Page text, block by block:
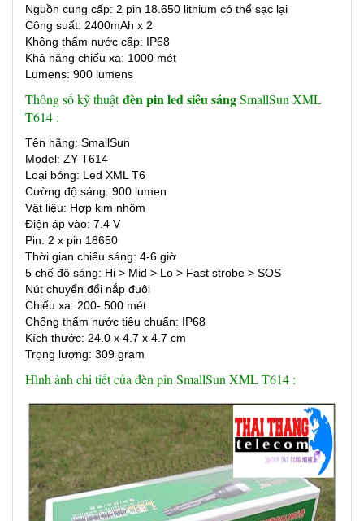
Nguồn cung cấp: 2 pin 18.650 lithium có thể sạc lại
Công suất: 2400mAh x 2
Không thấm nước cấp: IP68
Khả năng chiếu xa: 1000 mét
Lumens: 900 lumens
Thông số kỹ thuậtđèn pin led siêu sángSmallSun XML
T614 :
Tên hãng: SmallSun
Model: ZY-T614
Loại bóng: Led XML T6
Cường độ sáng: 900 lumen
Vật liệu: Hợp kim nhôm
Điện áp vào: 7.4 V
Pin: 2 x pin 18650
Thời gian chiếu sáng: 4-6 giờ
5 chế độ sáng: Hi > Mid > Lo > Fast strobe > SOS
Nút chuyển đổi nắp đuôi
Chiếu xa: 200- 500 mét
Chống thấm nước tiêu chuẩn: IP68
Kích thước: 24.0 x 4.7 x 4.7 cm
Trọng lượng: 309 gram
Hình ảnh chi tiết của đèn pin SmallSun XML T614 :